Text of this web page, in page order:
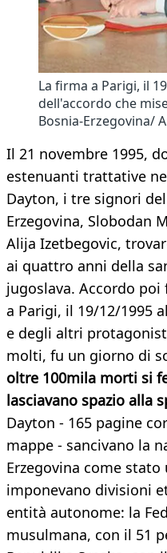
La firma a Parigi, il
dell'accordo che
Bosnia-Erzegovina/
Il 21 novembre 1995,
estenuanti trattative
Dayton, i tre signori
Erzegovina, Slobodan
Alija Izetbegovic,
ai quattro anni della
jugoslava. Accordo
a Parigi, il 19/12/1995
e degli altri
molti, fu un giorno di
oltre 100mila morti si
lasciavano spazio alla
Dayton - 165 pagine
mappe - sancivano la
Erzegovina come
imponevano divisioni
entità autonome: la
musulmana, con il 51